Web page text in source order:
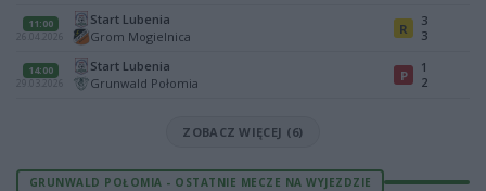
11:00
26.04.2026
Start Lubenia
Grom Mogielnica
R
3
3
14:00
29.03.2026
Start Lubenia
Grunwald Połomia
P
1
2
ZOBACZ WIĘCEJ (6)
GRUNWALD POŁOMIA - OSTATNIE MECZE NA WYJEZDZIE